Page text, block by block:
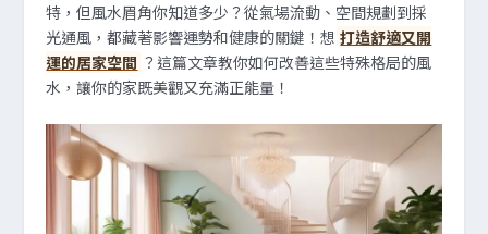
特，但風水眉角你知道多少？從氣場流動、空間規劃到採
光通風，都藏著影響運勢和健康的關鍵！想 打造舒適又開
運的居家空間 ？這篇文章教你如何改善這些特殊格局的風
水，讓你的家既美觀又充滿正能量！